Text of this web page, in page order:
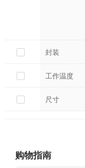
封装
工作温度
尺寸
购物指南